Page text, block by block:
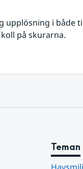
upplösning i både
på skurarna.
Teman